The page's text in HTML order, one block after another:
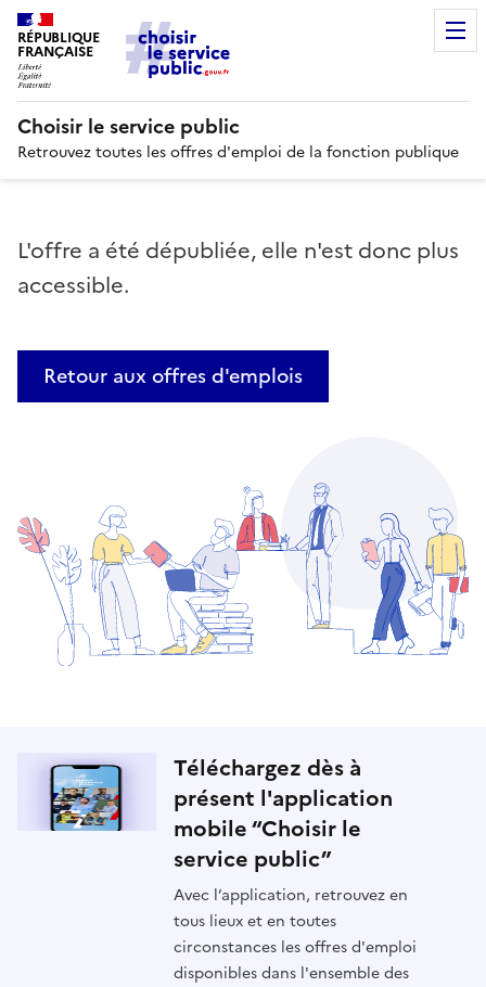
RÉPUBLIQUE
FRANÇAISE
Choisir le service public
Retrouvez toutes les offres d'emploi de la fonction publique
L'offre a été dépubliée, elle n'est donc plus
accessible.
Retour aux offres d'emplois
Téléchargez dès à
présent l'application
mobile “Choisir le
service public”
Avec l’application, retrouvez en
tous lieux et en toutes
circonstances les offres d'emploi
disponibles dans l'ensemble des